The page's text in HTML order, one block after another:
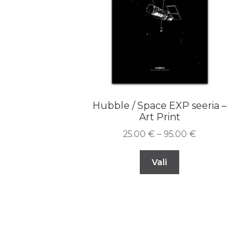
Hubble / Space EXP seeria –
Art Print
25.00€ – 95.00€
Vali